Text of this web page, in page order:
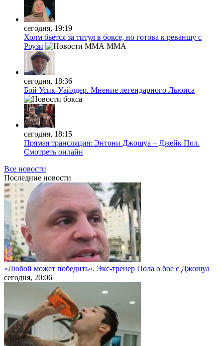
сегодня, 19:19
Холм бьётся за титул в боксе, но готова к реваншу с
Роузи
MMA
сегодня, 18:36
Бой Усик-Уайлдер. Мнение легендарного Льюиса
сегодня, 18:15
Прямая трансляция: Энтони Джошуа – Джейк Пол.
Смотреть онлайн
Все новости
Последние новости
«Любой может победить». Экс-тренер Пола о бое с Джошуа
сегодня, 20:06